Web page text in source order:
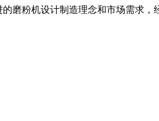
磨粉机设计制造理念和市场需求，